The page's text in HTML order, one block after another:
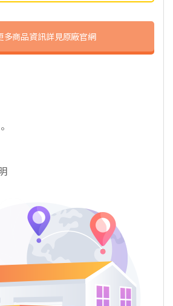
多商品資訊詳見原廠官網